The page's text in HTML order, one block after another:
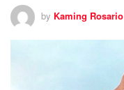
by Kaming Rosario